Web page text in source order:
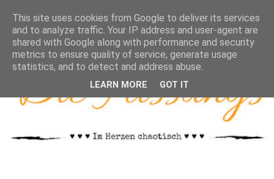
This site uses cookies from Google to deliver its services
and to analyze traffic. Your IP address and user-agent are
shared with Google along with performance and security
metrics to ensure quality of service, generate usage
statistics, and to detect and address abuse.
LEARN MORE GOT IT